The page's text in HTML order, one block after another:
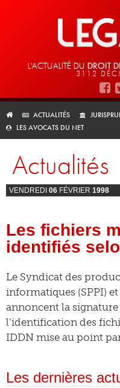
L'ACTUALITÉ DU DROIT
3112
ACTUALITÉS
LES AVOCATS DU NET
Actualités
VENDREDI 06 FÉVRIER 1998
Les fichiers
identifiés
Le Syndicat des
informatiques (SPPI)
annoncent la
l’identification des
IDDN mise au point
Les dernières